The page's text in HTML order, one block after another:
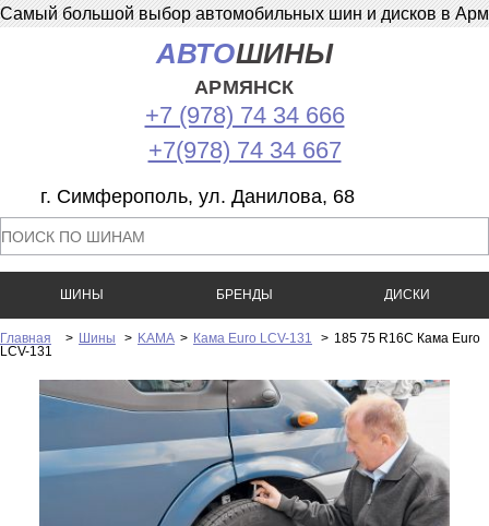
Самый большой выбор автомобильных шин и дисков в
АВТОШИНЫ
АРМЯНСК
+7 (978) 74 34 666
+7(978) 74 34 667
г. Симферополь, ул. Данилова, 68
ШИНЫ БРЕНДЫ ДИСКИ
Главная > Шины > KAMA > Кама Euro LCV-131 > 185 75 R16C Кама Euro
LCV-131